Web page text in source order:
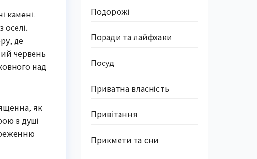
камені.
оселі.
де
червень
над
як
в душі
Подорожі
Поради та лайфхаки
Посуд
Приватна власність
Привітання
Прикмети та сни